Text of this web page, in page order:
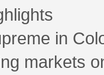
in
markets